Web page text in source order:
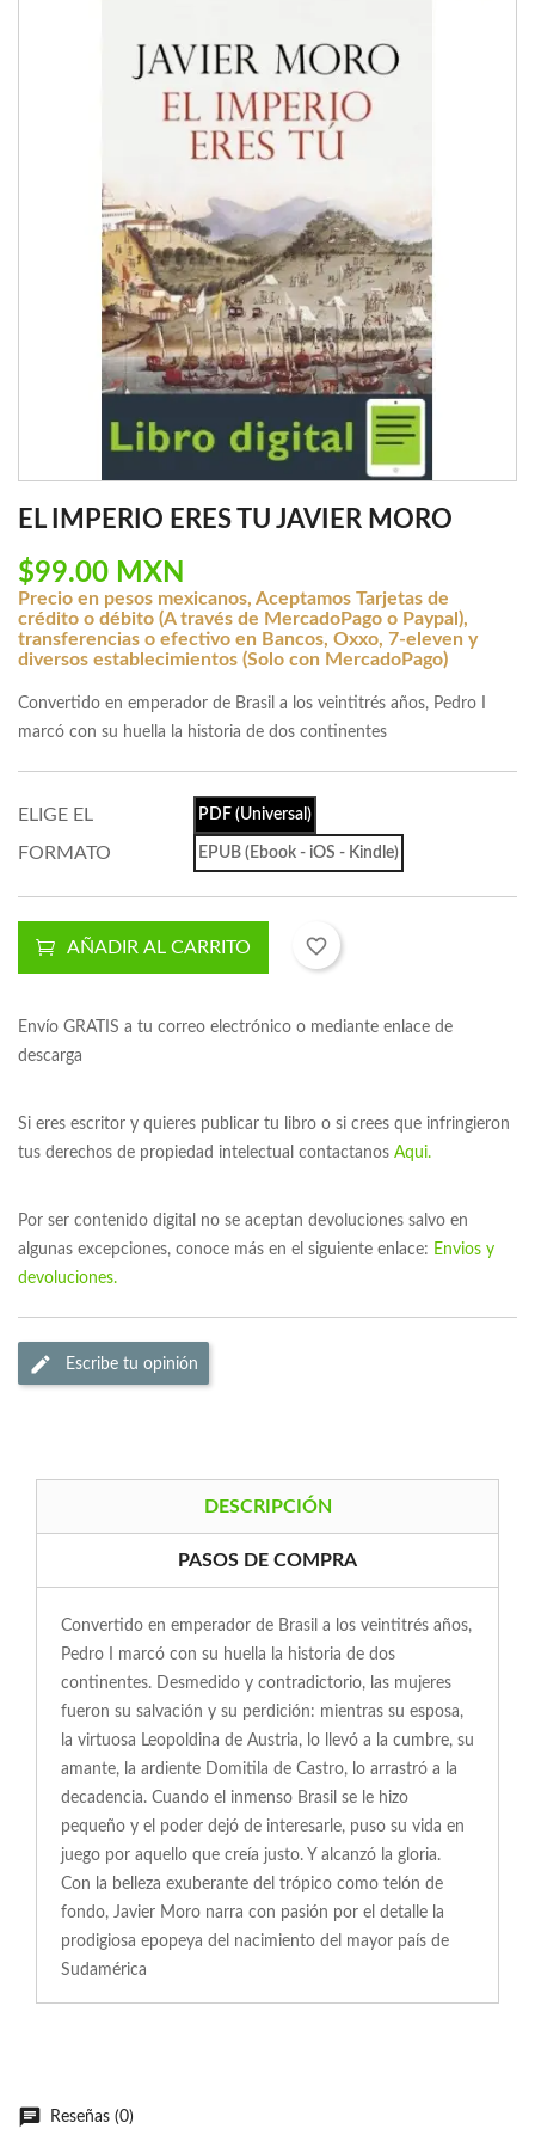
EL IMPERIO ERES TU JAVIER MORO
$99.00 MXN
Precio en pesos mexicanos, Aceptamos Tarjetas de
crédito o débito (A través de MercadoPago o Paypal),
transferencias o efectivo en Bancos, Oxxo, 7-eleven y
diversos establecimientos (Solo con MercadoPago)
Convertido en emperador de Brasil a los veintitrés años, Pedro I
marcó con su huella la historia de dos continentes
ELIGE EL
FORMATO
PDF (Universal)
EPUB (Ebook - iOS - Kindle)
AÑADIR AL CARRITO favorite_border
Envío GRATIS a tu correo electrónico o mediante enlace de
descarga
Si eres escritor y quieres publicar tu libro o si crees que infringieron
tus derechos de propiedad intelectual contactanos Aqui.
Por ser contenido digital no se aceptan devoluciones salvo en
algunas excepciones, conoce más en el siguiente enlace: Envios y
devoluciones.
Escribe tu opinión
DESCRIPCIÓN
PASOS DE COMPRA
Convertido en emperador de Brasil a los veintitrés años,
Pedro I marcó con su huella la historia de dos
continentes. Desmedido y contradictorio, las mujeres
fueron su salvación y su perdición: mientras su esposa,
la virtuosa Leopoldina de Austria, lo llevó a la cumbre, su
amante, la ardiente Domitila de Castro, lo arrastró a la
decadencia. Cuando el inmenso Brasil se le hizo
pequeño y el poder dejó de interesarle, puso su vida en
juego por aquello que creía justo. Y alcanzó la gloria.
Con la belleza exuberante del trópico como telón de
fondo, Javier Moro narra con pasión por el detalle la
prodigiosa epopeya del nacimiento del mayor país de
Sudamérica
Reseñas (0)